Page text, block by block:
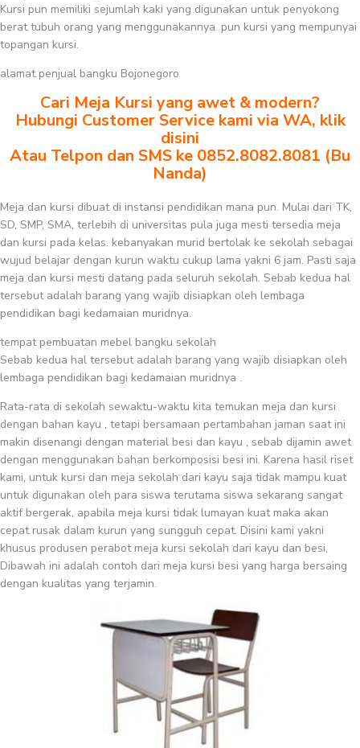
Kursi pun memiliki sejumlah kaki yang digunakan untuk penyokong
berat tubuh orang yang menggunakannya. pun kursi yang mempunyai
topangan kursi.
alamat penjual bangku Bojonegoro
Cari Meja Kursi yang awet & modern?
Hubungi Customer Service kami via WA, klik
disini
Atau Telpon dan SMS ke 0852.8082.8081 (Bu
Nanda)
Meja dan kursi dibuat di instansi pendidikan mana pun. Mulai dari TK,
SD, SMP, SMA, terlebih di universitas pula juga mesti tersedia meja
dan kursi pada kelas. kebanyakan murid bertolak ke sekolah sebagai
wujud belajar dengan kurun waktu cukup lama yakni 6 jam. Pasti saja
meja dan kursi mesti datang pada seluruh sekolah. Sebab kedua hal
tersebut adalah barang yang wajib disiapkan oleh lembaga
pendidikan bagi kedamaian muridnya.
tempat pembuatan mebel bangku sekolah
Sebab kedua hal tersebut adalah barang yang wajib disiapkan oleh
lembaga pendidikan bagi kedamaian muridnya .
Rata-rata di sekolah sewaktu-waktu kita temukan meja dan kursi
dengan bahan kayu , tetapi bersamaan pertambahan jaman saat ini
makin disenangi dengan material besi dan kayu , sebab dijamin awet
dengan menggunakan bahan berkomposisi besi ini. Karena hasil riset
kami, untuk kursi dan meja sekolah dari kayu saja tidak mampu kuat
untuk digunakan oleh para siswa terutama siswa sekarang sangat
aktif bergerak, apabila meja kursi tidak lumayan kuat maka akan
cepat rusak dalam kurun yang sungguh cepat. Disini kami yakni
khusus produsen perabot meja kursi sekolah dari kayu dan besi,
Dibawah ini adalah contoh dari meja kursi besi yang harga bersaing
dengan kualitas yang terjamin.